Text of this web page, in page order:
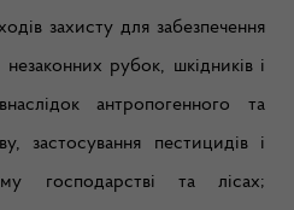
захисту для забезпечення
рубок, шкідників і
антропогенного та
застосування пестицидів і
господарстві та лісах;